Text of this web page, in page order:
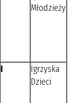
Młodzieży
I
Igrzyska
Dzieci